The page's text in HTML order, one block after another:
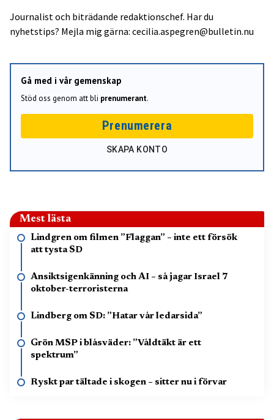
Journalist och biträdande redaktionschef. Har du
nyhetstips? Mejla mig gärna: cecilia.aspegren@bulletin.nu
Gå med i vår gemenskap
Stöd oss genom att bli prenumerant.
Prenumerera
SKAPA KONTO
Mest lästa
Lindgren om filmen ”Flaggan” – inte ett försök
att tysta SD
Ansiktsigenkänning och AI – så jagar Israel 7
oktober-terroristerna
Lindberg om SD: ”Hatar vår ledarsida”
Grön MSP i blåsväder: ”Våldtäkt är ett
spektrum”
Ryskt par tältade i skogen – sitter nu i förvar